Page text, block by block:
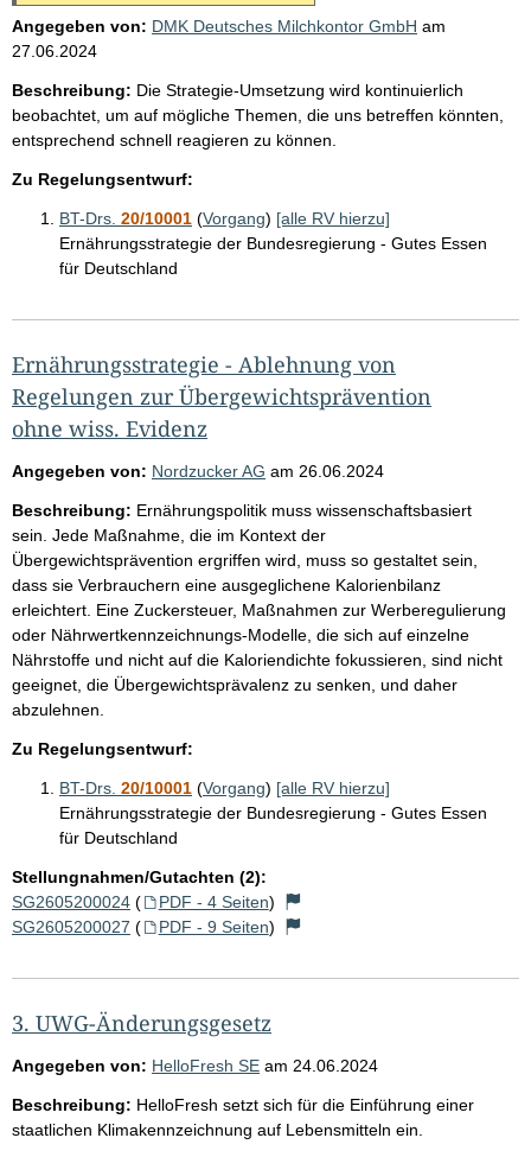
Angegeben von: DMK Deutsches Milchkontor GmbH am
27.06.2024
Beschreibung: Die Strategie-Umsetzung wird kontinuierlich
beobachtet, um auf mögliche Themen, die uns betreffen könnten,
entsprechend schnell reagieren zu können.
Zu Regelungsentwurf:
BT-Drs. 20/10001 (Vorgang) [alle RV hierzu]
Ernährungsstrategie der Bundesregierung - Gutes Essen
für Deutschland
Ernährungsstrategie - Ablehnung von
Regelungen zur Übergewichtsprävention
ohne wiss. Evidenz
Angegeben von: Nordzucker AG am 26.06.2024
Beschreibung: Ernährungspolitik muss wissenschaftsbasiert
sein. Jede Maßnahme, die im Kontext der
Übergewichtsprävention ergriffen wird, muss so gestaltet sein,
dass sie Verbrauchern eine ausgeglichene Kalorienbilanz
erleichtert. Eine Zuckersteuer, Maßnahmen zur Werberegulierung
oder Nährwertkennzeichnungs-Modelle, die sich auf einzelne
Nährstoffe und nicht auf die Kaloriendichte fokussieren, sind nicht
geeignet, die Übergewichtsprävalenz zu senken, und daher
abzulehnen.
Zu Regelungsentwurf:
BT-Drs. 20/10001 (Vorgang) [alle RV hierzu]
Ernährungsstrategie der Bundesregierung - Gutes Essen
für Deutschland
Stellungnahmen/Gutachten (2):
SG2605200024 ( PDF - 4 Seiten)
SG2605200027 ( PDF - 9 Seiten)
3. UWG-Änderungsgesetz
Angegeben von: HelloFresh SE am 24.06.2024
Beschreibung: HelloFresh setzt sich für die Einführung einer
staatlichen Klimakennzeichnung auf Lebensmitteln ein.